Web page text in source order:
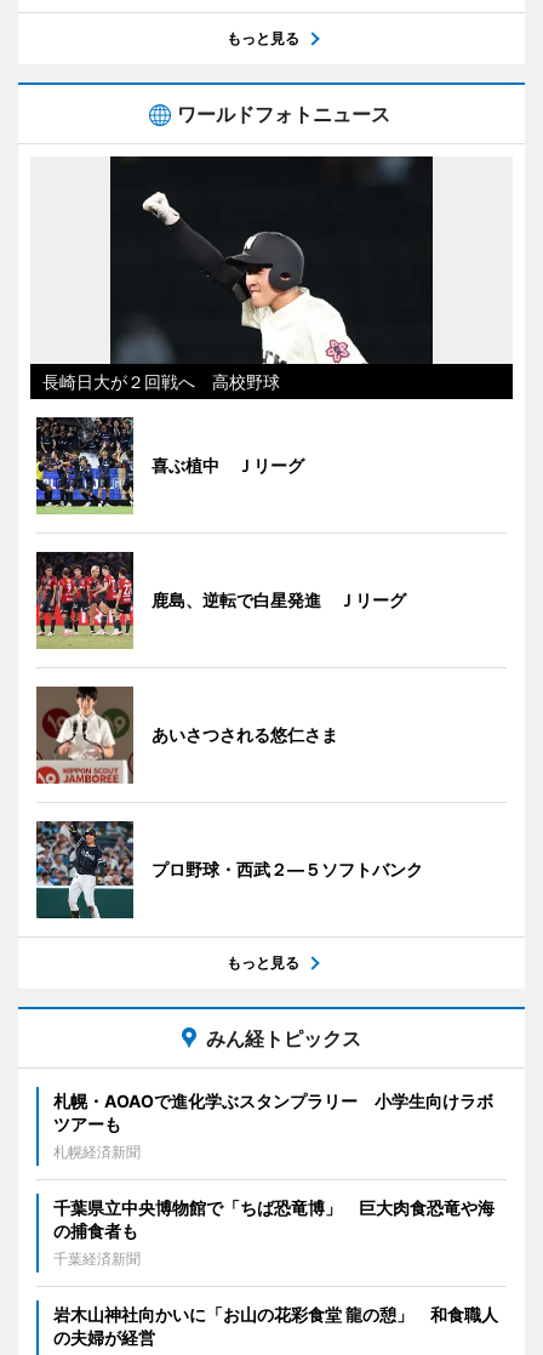
もっと見る
ワールドフォトニュース
長崎日大が２回戦へ 高校野球
喜ぶ植中 Ｊリーグ
鹿島、逆転で白星発進 Ｊリーグ
あいさつされる悠仁さま
プロ野球・西武２―５ソフトバンク
もっと見る
みん経トピックス
札幌・AOAOで進化学ぶスタンプラリー 小学生向けラボ
ツアーも
札幌経済新聞
千葉県立中央博物館で「ちば恐竜博」 巨大肉食恐竜や海
の捕食者も
千葉経済新聞
岩木山神社向かいに「お山の花彩食堂 龍の憩」 和食職人
の夫婦が経営